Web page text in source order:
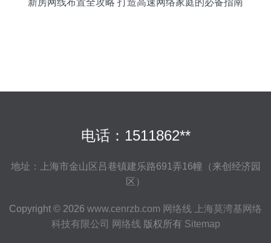
新房网线布置全攻略 打造高速网络家庭的必备指南
电话：1511862**
地址：上海市金山区吕巷镇建乐路691弄16幢（来创经济园
区）
Copyright © 2026 www.cenrzb.com 网络线
上海莫湾基网络
科技有限公司
网络线 版权所有 Sitemap